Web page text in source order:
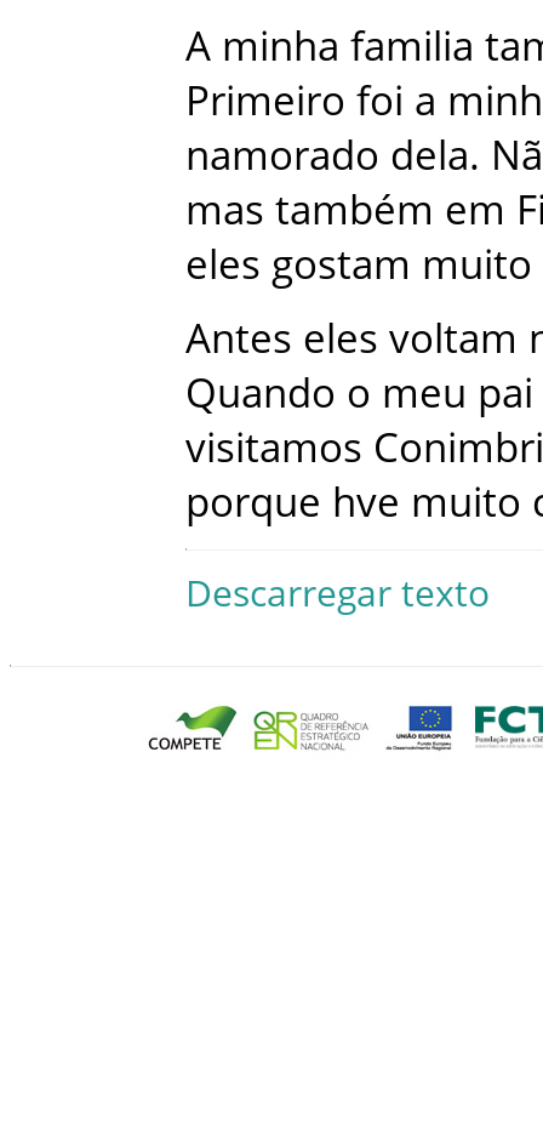
A minha familia
Primeiro foi a
namorado dela.
mas também em
eles gostam muito
Antes eles voltam
Quando o meu pai
visitamos
porque hve muito
Descarregar texto